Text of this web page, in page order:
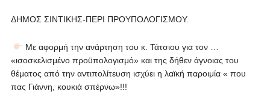
ΔΗΜΟΣ ΣΙΝΤΙΚΗΣ-ΠΕΡΙ ΠΡΟΥΠΟΛΟΓΙΣΜΟΥ.
Με αφορμή την ανάρτηση του κ. Τάτσιου για τον …
«ισοσκελισμένο προϋπολογισμό» και της δήθεν άγνοιας του
θέματος από την αντιπολίτευση ισχύει η λαϊκή παροιμία « που
πας Γιάννη, κουκιά σπέρνω»!!!